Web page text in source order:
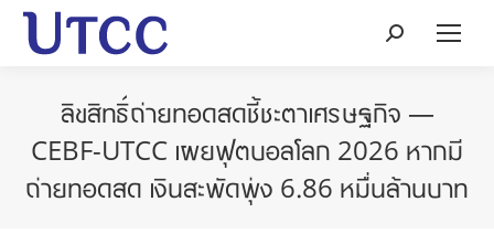
Search:
ลิขสิทธิ์ถ่ายทอดสดชี้ชะตาเศรษฐกิจ —
CEBF-UTCC เผยฟุตบอลโลก 2026 หากมี
ถ่ายทอดสด เงินสะพัดพุ่ง 6.86 หมื่นล้านบาท